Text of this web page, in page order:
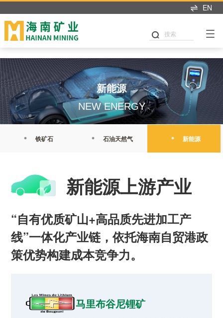
开元体育 EN
搜索
新能源
NEW ENERGY
铁矿石 石油天然气 新能源
新能源上游产业
“自有优质矿山+高品质先进加工产
线”一体化产业链，依托海南自贸港政
策优势构建成本竞争力。
马里布谷尼锂矿